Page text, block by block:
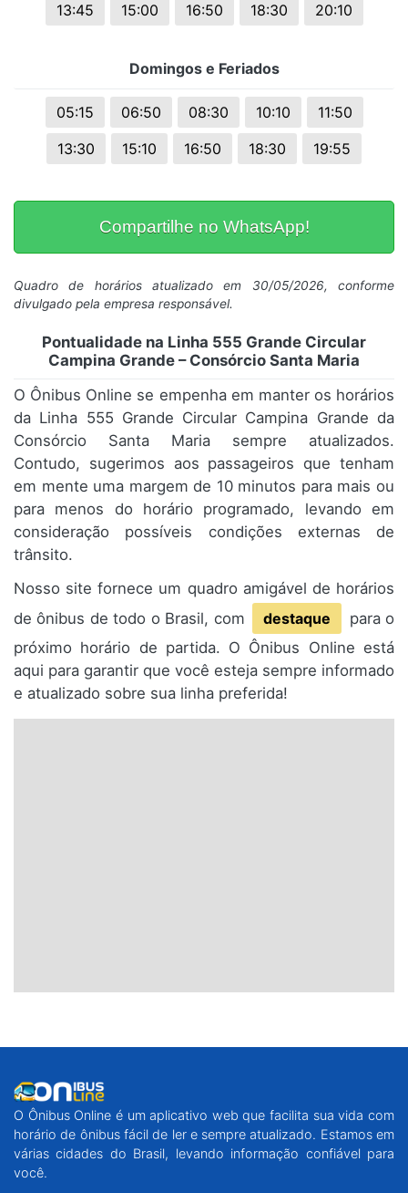
13:45
15:00 16:50 18:30 20:10
Domingos e Feriados
05:15 06:50 08:30 10:10
11:50
13:30
15:10 16:50 18:30 19:55
Compartilhe no WhatsApp!
Quadro de horários atualizado em 30/05/2026, conforme
divulgado pela empresa responsável.
Pontualidade na Linha 555 Grande Circular
Campina Grande – Consórcio Santa Maria
O Ônibus Online se empenha em manter os horários
da Linha 555 Grande Circular Campina Grande da
Consórcio Santa Maria sempre atualizados.
Contudo, sugerimos aos passageiros que tenham
em mente uma margem de 10 minutos para mais ou
para menos do horário programado, levando em
consideração possíveis condições externas de
trânsito.
Nosso site fornece um quadro amigável de horários
de ônibus de todo o Brasil, com
destaque
para o
próximo horário de partida. O Ônibus Online está
aqui para garantir que você esteja sempre informado
e atualizado sobre sua linha preferida!
O Ônibus Online é um aplicativo web que facilita sua vida com
horário de ônibus fácil de ler e sempre atualizado. Estamos em
várias cidades do Brasil, levando informação confiável para
você.